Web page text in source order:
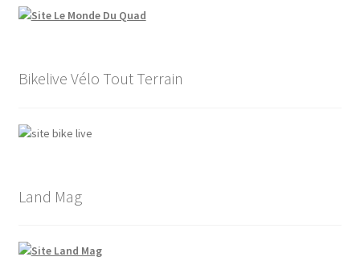
Bikelive Vélo Tout Terrain
Land Mag